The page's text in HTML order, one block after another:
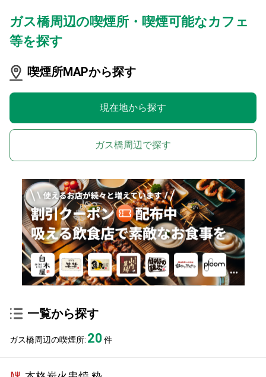
ガス橋周辺の喫煙所・喫煙可能なカフェ
等を探す
喫煙所MAPから探す
現在地から探す
ガス橋周辺で探す
一覧から探す
ガス橋周辺の喫煙所: 20件